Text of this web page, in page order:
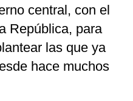
central, con el
República, para
las que ya
hace muchos